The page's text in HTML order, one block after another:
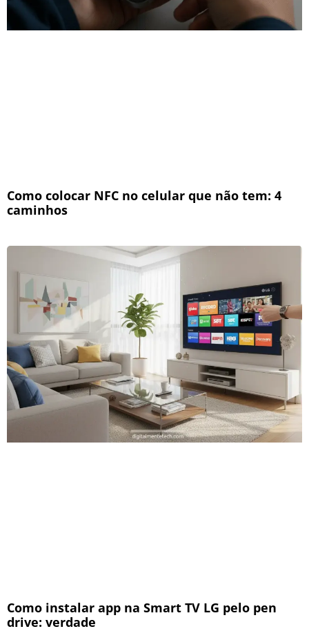
Como colocar NFC no celular que não tem: 4
caminhos
Como instalar app na Smart TV LG pelo pen
drive: verdade